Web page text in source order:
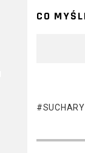
CO
SUCHARY